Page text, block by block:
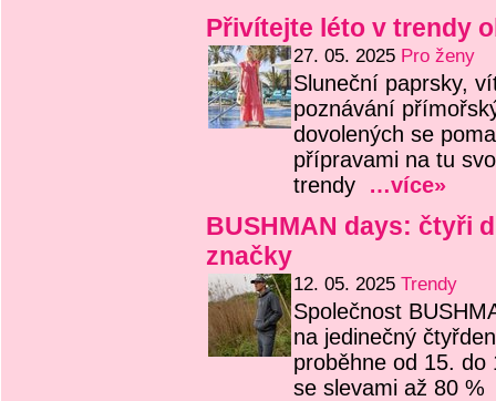
Přivítejte léto v trendy
27. 05. 2025 Pro ženy
Sluneční paprsky,
poznávání
dovolených se
přípravami na tu
trendy …více»
BUSHMAN days: čtyři
značky
12. 05. 2025 Trendy
Společnost
na jedinečný
proběhne od 15. do
se slevami až 80